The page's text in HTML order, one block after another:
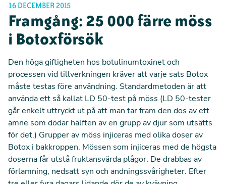
16 DECEMBER 2015
Framgång: 25 000 färre möss
i Botoxförsök
Den höga giftigheten hos botulinumtoxinet och
processen vid tillverkningen kräver att varje sats Botox
måste testas före användning. Standardmetoden är att
använda ett så kallat LD 50-test på möss (LD 50-tester
går enkelt uttryckt ut på att man tar fram den dos av ett
ämne som dödar hälften av en grupp av djur som utsätts
för det.) Grupper av möss injiceras med olika doser av
Botox i bakkroppen. Mössen som injiceras med de högsta
doserna får utstå fruktansvärda plågor. De drabbas av
förlamning, nedsatt syn och andningssvårigheter. Efter